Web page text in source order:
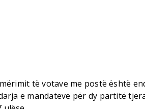
të votave me postë është
e mandateve për dy partitë